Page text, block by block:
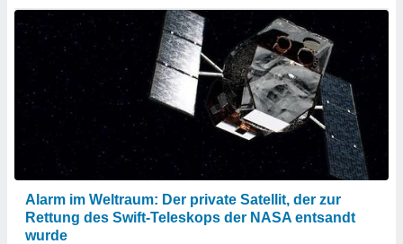
Alarm im Weltraum: Der private Satellit, der zur
Rettung des Swift-Teleskops der NASA entsandt
wurde